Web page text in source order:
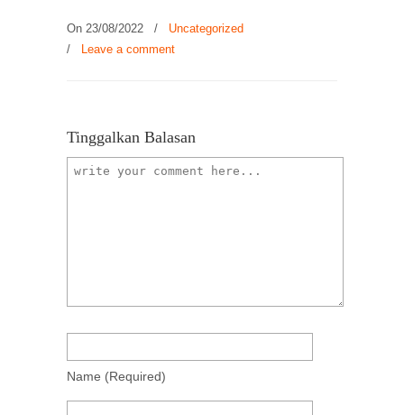
On 23/08/2022 /
Uncategorized
/ Leave a comment
Tinggalkan Balasan
Name (required)